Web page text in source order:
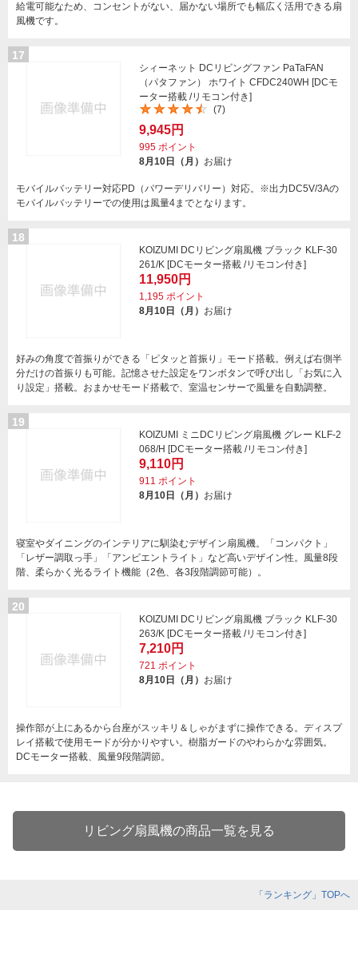
給電可能なため、コンセントがない、届かない場所でも幅広く活用できる扇
風機です。
17
シィーネット DCリビングファン PaTaFAN
（パタファン） ホワイト CFDC240WH [DCモ
ーター搭載 /リモコン付き]
(7)
9,945円
995 ポイント
8月10日（月） お届け
モバイルバッテリー対応PD（パワーデリバリー）対応。※出力DC5V/3Aの
モバイルバッテリーでの使用は風量4までとなります。
18
KOIZUMI DCリビング扇風機 ブラック KLF-30
261/K [DCモーター搭載 /リモコン付き]
11,950円
1,195 ポイント
8月10日（月） お届け
好みの角度で首振りができる「ピタッと首振り」モード搭載。例えば右側半
分だけの首振りも可能。記憶させた設定をワンボタンで呼び出し「お気に入
り設定」搭載。おまかせモード搭載で、室温センサーで風量を自動調整。
19
KOIZUMI ミニDCリビング扇風機 グレー KLF-2
068/H [DCモーター搭載 /リモコン付き]
9,110円
911 ポイント
8月10日（月） お届け
寝室やダイニングのインテリアに馴染むデザイン扇風機。「コンパクト」
「レザー調取っ手」「アンビエントライト」など高いデザイン性。風量8段
階、柔らかく光るライト機能（2色、各3段階調節可能）。
20
KOIZUMI DCリビング扇風機 ブラック KLF-30
263/K [DCモーター搭載 /リモコン付き]
7,210円
721 ポイント
8月10日（月） お届け
操作部が上にあるから台座がスッキリ＆しゃがまずに操作できる。ディスプ
レイ搭載で使用モードが分かりやすい。樹脂ガードのやわらかな雰囲気。
DCモーター搭載、風量9段階調節。
リビング扇風機の商品一覧を見る
「ランキング」TOPへ